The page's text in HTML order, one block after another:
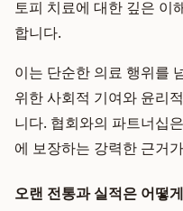
토피 치료에 대한 깊은 이
합니다.
이는 단순한 의료 행위를
위한 사회적 기여와 윤리
니다. 협회와의 파트너십
에 보장하는 강력한 근거
오랜 전통과 실적은 어떻